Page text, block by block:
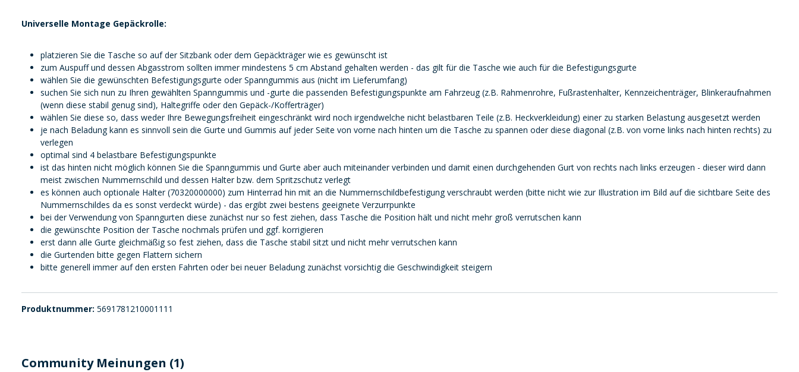
Universelle Montage Gepäckrolle:
platzieren Sie die Tasche so auf der Sitzbank oder dem Gepäckträger wie es gewünscht ist
zum Auspuff und dessen Abgasstrom sollten immer mindestens 5 cm Abstand gehalten werden - das gilt für die Tasche wie auch für die Befestigungsgurte
wählen Sie die gewünschten Befestigungsgurte oder Spanngummis aus (nicht im Lieferumfang)
suchen Sie sich nun zu Ihren gewählten Spanngummis und -gurte die passenden Befestigungspunkte am Fahrzeug (z.B. Rahmenrohre, Fußrastenhalter, Kennzeichenträger, Blinkeraufnahmen
(wenn diese stabil genug sind), Haltegriffe oder den Gepäck-/Kofferträger)
wählen Sie diese so, dass weder Ihre Bewegungsfreiheit eingeschränkt wird noch irgendwelche nicht belastbaren Teile (z.B. Heckverkleidung) einer zu starken Belastung ausgesetzt werden
je nach Beladung kann es sinnvoll sein die Gurte und Gummis auf jeder Seite von vorne nach hinten um die Tasche zu spannen oder diese diagonal (z.B. von vorne links nach hinten rechts) zu
verlegen
optimal sind 4 belastbare Befestigungspunkte
ist das hinten nicht möglich können Sie die Spanngummis und Gurte aber auch miteinander verbinden und damit einen durchgehenden Gurt von rechts nach links erzeugen - dieser wird dann
meist zwischen Nummernschild und dessen Halter bzw. dem Spritzschutz verlegt
es können auch optionale Halter (70320000000) zum Hinterrad hin mit an die Nummernschildbefestigung verschraubt werden (bitte nicht wie zur Illustration im Bild auf die sichtbare Seite des
Nummernschildes da es sonst verdeckt würde) - das ergibt zwei bestens geeignete Verzurrpunkte
bei der Verwendung von Spanngurten diese zunächst nur so fest ziehen, dass Tasche die Position hält und nicht mehr groß verrutschen kann
die gewünschte Position der Tasche nochmals prüfen und ggf. korrigieren
erst dann alle Gurte gleichmäßig so fest ziehen, dass die Tasche stabil sitzt und nicht mehr verrutschen kann
die Gurtenden bitte gegen Flattern sichern
bitte generell immer auf den ersten Fahrten oder bei neuer Beladung zunächst vorsichtig die Geschwindigkeit steigern
Produktnummer: 5691781210001111
Community Meinungen (1)